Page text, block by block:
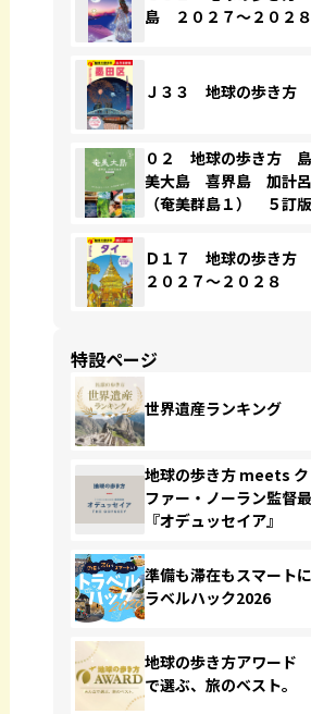
島 ２０２７～２０２８
Ｊ３３ 地球の歩き方
０２ 地球の歩き方
美大島 喜界島 加計
（奄美群島１） ５訂版
Ｄ１７ 地球の歩き
２０２７～２０２８
特設ページ
世界遺産ランキング
地球の歩き方 meets ク
ファー・ノーラン監督
『オデュッセイア』
準備も滞在もスマート
ラベルハック2026
地球の歩き方アワード
で選ぶ、旅のベスト。